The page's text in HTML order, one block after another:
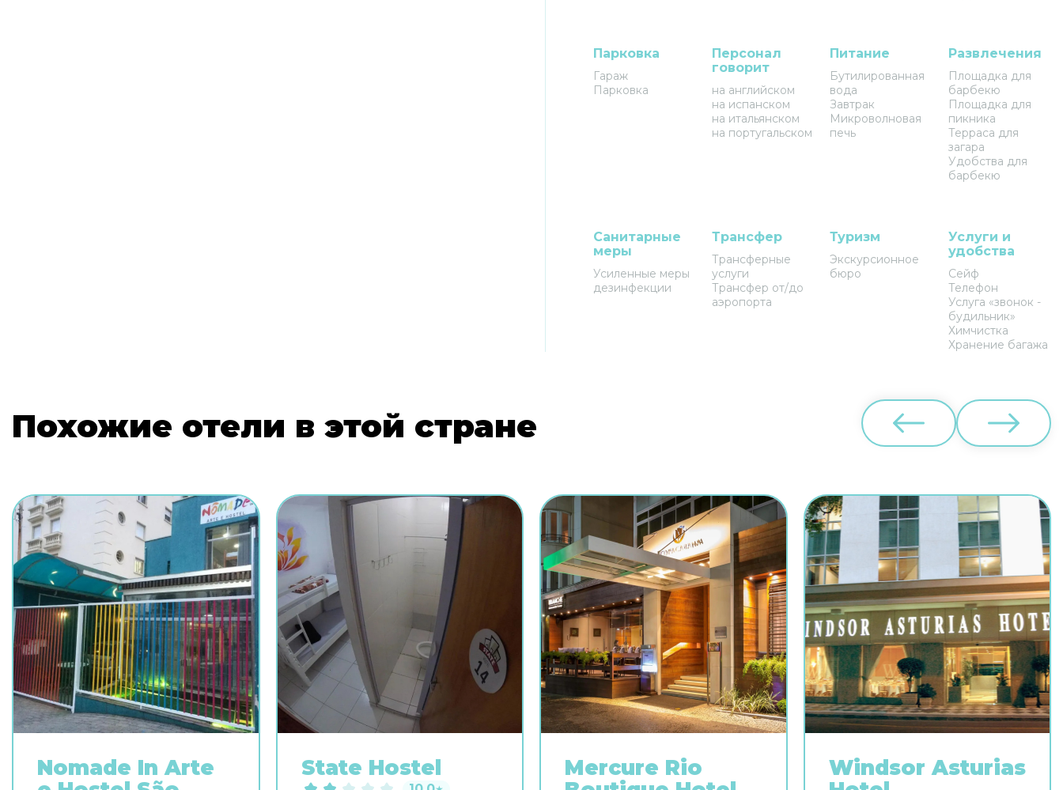
Парковка
Гараж
Парковка
Персонал
говорит
на английском
на испанском
на итальянском
на португальском
Питание
Бутилированная
вода
Завтрак
Микроволновая
печь
Развлечения
Площадка для
барбекю
Площадка для
пикника
Терраса для
загара
Удобства для
барбекю
Санитарные
меры
Усиленные меры
дезинфекции
Трансфер
Трансферные
услуги
Трансфер от/до
аэропорта
Туризм
Экскурсионное
бюро
Услуги и
удобства
Сейф
Телефон
Услуга «звонок -
будильник»
Химчистка
Хранение багажа
Похожие отели в этой стране
Nomade In Arte
State Hostel
Mercure Rio
Windsor Asturias